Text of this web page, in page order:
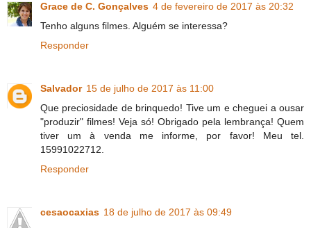
Grace de C. Gonçalves 4 de fevereiro de 2017 às 20:32
Tenho alguns filmes. Alguém se interessa?
Responder
Salvador 15 de julho de 2017 às 11:00
Que preciosidade de brinquedo! Tive um e cheguei a ousar
"produzir" filmes! Veja só! Obrigado pela lembrança! Quem
tiver um à venda me informe, por favor! Meu tel.
15991022712.
Responder
cesaocaxias 18 de julho de 2017 às 09:49